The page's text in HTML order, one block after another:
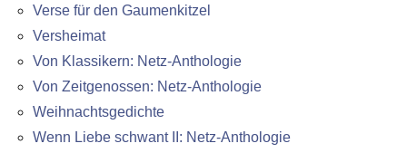
Verse für den Gaumenkitzel
Versheimat
Von Klassikern: Netz-Anthologie
Von Zeitgenossen: Netz-Anthologie
Weihnachtsgedichte
Wenn Liebe schwant II: Netz-Anthologie